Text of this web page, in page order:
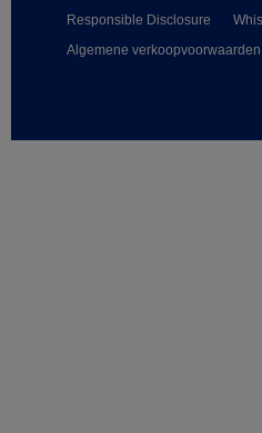
Responsible Disclosure
Algemene verkoopvoorwaarden